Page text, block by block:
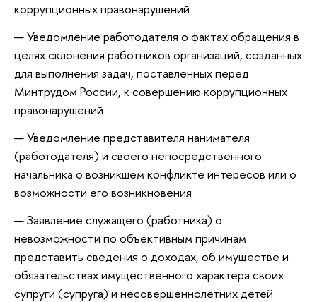
коррупционных правонарушений
Уведомление работодателя о фактах обращения в
целях склонения работников организаций, созданных
для выполнения задач, поставленных перед
Минтрудом России, к совершению коррупционных
правонарушений
Уведомление представителя нанимателя
(работодателя) и своего непосредственного
начальника о возникшем конфликте интересов или о
возможности его возникновения
Заявление служащего (работника) о
невозможности по объективным причинам
представить сведения о доходах, об имуществе и
обязательствах имущественного характера своих
супруги (супруга) и несовершеннолетних детей